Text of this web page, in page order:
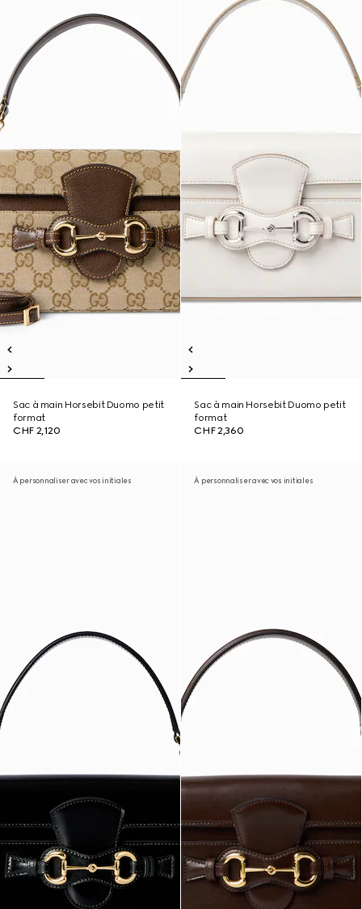
Sac à main Horsebit Duomo petit
format
CHF 2,120
Sac à main Horsebit Duomo petit
format
CHF 2,360
À personnaliser avec vos initiales À personnaliser avec vos initiales